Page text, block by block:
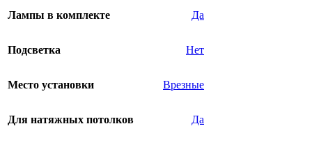
Лампы в комплекте Да
Подсветка Нет
Место установки Врезные
Для натяжных потолков Да